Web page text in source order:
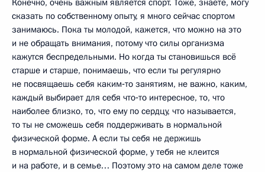
Конечно, очень важным является спорт. Тоже, знаете, могу
сказать по собственному опыту, я много сейчас спортом
занимаюсь. Пока ты молодой, кажется, что можно на это
и не обращать внимания, потому что силы организма
кажутся беспредельными. Но когда ты становишься всё
старше и старше, понимаешь, что если ты регулярно
не посвящаешь себя каким‑то занятиям, не важно, каким,
каждый выбирает для себя что‑то интересное, то, что
наиболее близко, то, что ему по сердцу, что называется,
то ты не сможешь себя поддерживать в нормальной
физической форме. А если ты себя не держишь
в нормальной физической форме, у тебя не клеится
и на работе, и в семье… Поэтому это на самом деле тоже